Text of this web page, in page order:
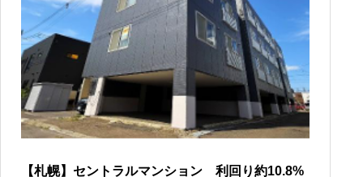
【札幌】セントラルマンション 利回り約10.8%